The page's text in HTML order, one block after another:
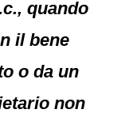
quando
il bene
o da un
non